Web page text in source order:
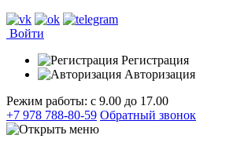
Войти
Регистрация
Авторизация
Режим работы: с 9.00 до 17.00
+7 978 788-80-59 Обратный звонок